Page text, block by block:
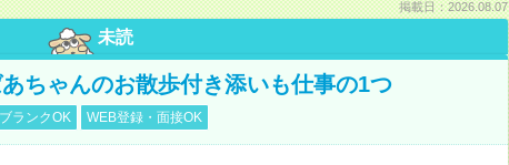
掲載日：2026.08.07
未読
ちゃんのお散歩付き添いも仕事の1つ
ブランクOK WEB登録・面接OK